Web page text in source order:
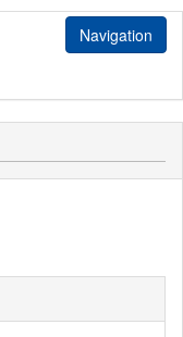
Navigation